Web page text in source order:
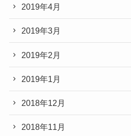
2019年4月
2019年3月
2019年2月
2019年1月
2018年12月
2018年11月